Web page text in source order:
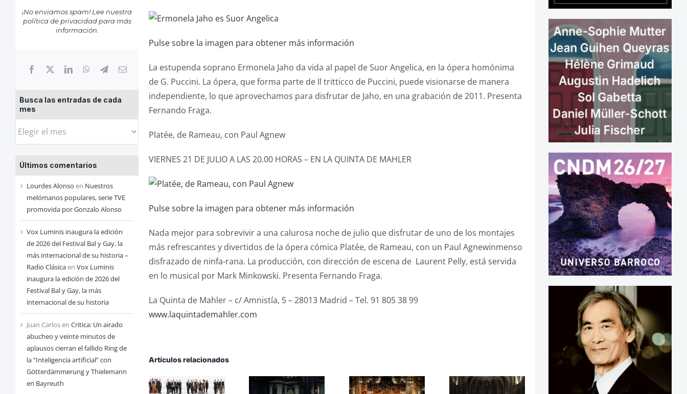
¡No enviamos spam! Lee nuestra
política de privacidadpara más
información.
Busca las entradas de cada
mes
Busca
entradas
de
cada
mes
Últimos comentarios
Lourdes Alonso en Nuestros
melómanos populares, serie TVE
promovida por Gonzalo Alonso
Vox Luminis inaugura la edición
de 2026 del Festival Bal y Gay, la
más internacional de su historia –
Radio Clásicaen Vox Luminis
inaugura la edición de 2026 del
Festival Bal y Gay, la más
internacional de su historia
Juan Carlosen Critica: Un airado
abucheo y veinte minutos de
aplausos cierran el fallido Ring de
la “Inteligencia artificial” con
Götterdämmerung y Thielemann
en Bayreuth
Pulse sobre la imagen para obtener más información
La estupenda soprano Ermonela Jaho da vida al papel de Suor Angelica, en la ópera homónima
de G. Puccini. La ópera, que forma parte de Il tritticco de Puccini, puede visionarse de manera
independiente, lo que aprovechamos para disfrutar de Jaho, en una grabación de 2011. Presenta
Fernando Fraga.
Platée, de Rameau, con Paul Agnew
VIERNES 21 DE JULIO A LAS 20.00 HORAS – EN LA QUINTA DE MAHLER
Pulse sobre la imagen para obtener más información
Nada mejor para sobrevivir a una calurosa noche de julio que disfrutar de uno de los montajes
más refrescantes y divertidos de la ópera cómica Platée, de Rameau, con un Paul Agnewinmenso
disfrazado de ninfa-rana. La producción, con dirección de escena de Laurent Pelly, está servida
en lo musical por Mark Minkowski. Presenta Fernando Fraga.
La Quinta de Mahler – c/ Amnistía, 5 – 28013 Madrid – Tel. 91 805 38 99
www.laquintademahler.com
Artículos relacionados